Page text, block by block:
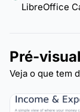
LibreOffice
Pré-
Veja o que tem